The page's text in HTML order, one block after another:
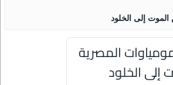
الموت إلى الخلود
المصرية
إلى الخلود